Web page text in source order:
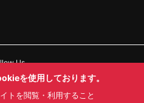
Us
を使用しております。
トを閲覧・利用すること